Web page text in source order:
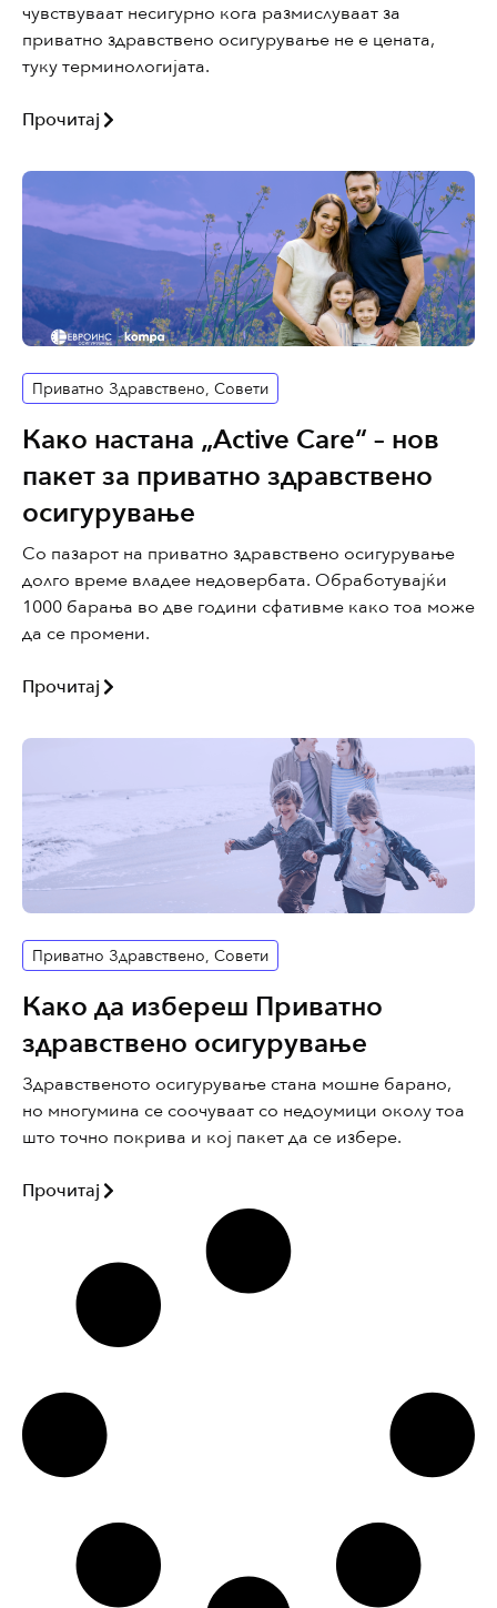
чувствуваат несигурно кога размислуваат за
приватно здравствено осигурување не е цената,
туку терминологијата.
Прочитај
Приватно Здравствено, Совети
Како настана „Аctive Care“ – нов
пакет за приватно здравствено
осигурување
Со пазарот на приватно здравствено осигурување
долго време владее недовербата. Обработувајќи
1000 барања во две години сфативме како тоа може
да се промени.
Прочитај
Приватно Здравствено, Совети
Како да избереш Приватно
здравствено осигурување
Здравственото осигурување стана мошне барано,
но многумина се соочуваат со недоумици околу тоа
што точно покрива и кој пакет да се избере.
Прочитај